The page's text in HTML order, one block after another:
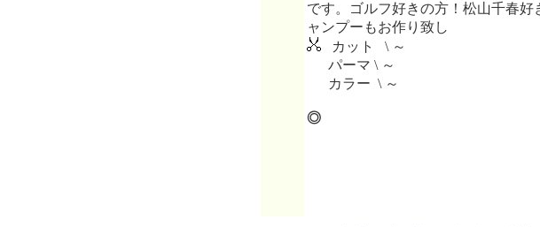
です。ゴルフ好きの方！松山千春
ャンプーもお作り致し
カット \ ～
パーマ \ ～
カラー \ ～
◎